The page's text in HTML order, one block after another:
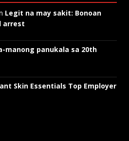
Legit na may sakit: Bonoan
arrest
manong panukala sa 20th
Skin Essentials Top Employer